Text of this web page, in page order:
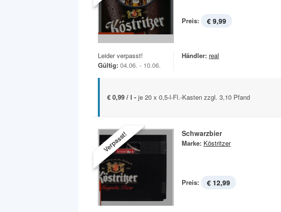
Preis: € 9,99
Leider verpasst!
Gültig: 04.06. - 10.06.
Händler: real
€ 0,99 / l - je 20 x 0,5-l-Fl.-Kasten zzgl. 3,10 Pfand
Verpasst! Schwarzbier
Marke: Köstritzer
Preis: € 12,99